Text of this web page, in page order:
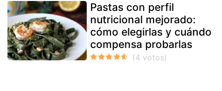
Pastas con perfil
nutricional mejorado:
cómo elegirlas y cuándo
compensa probarlas